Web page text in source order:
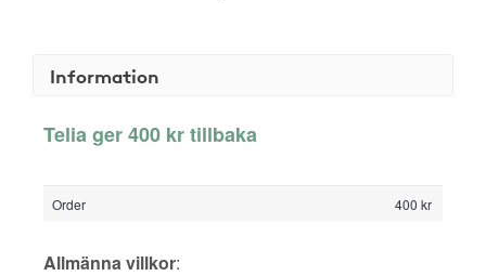
Information
Telia ger 400 kr tillbaka
Order 400 kr
Allmänna villkor: